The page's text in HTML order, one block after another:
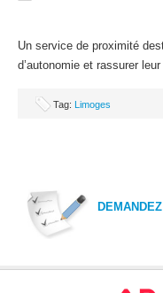
Un service de proximité
d’autonomie et rassurer
Tag: Limoges